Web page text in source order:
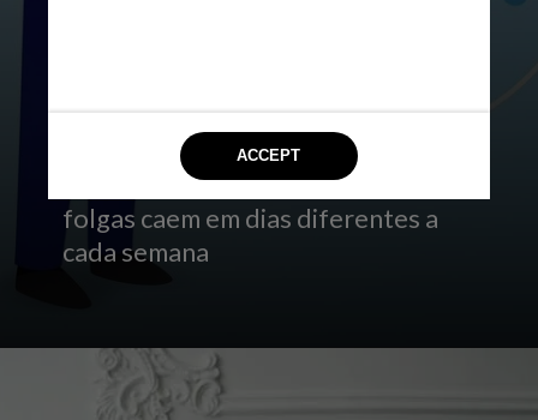
quesito do tempo de descanso, a
principal diferença dessa escala em
relação às anteriores é a de que as
folgas caem em dias diferentes a
cada semana